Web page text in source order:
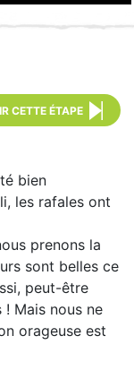
CETTE ÉTAPE
bien
les rafales ont
prenons la
sont belles ce
peut-être
Mais nous ne
orageuse est